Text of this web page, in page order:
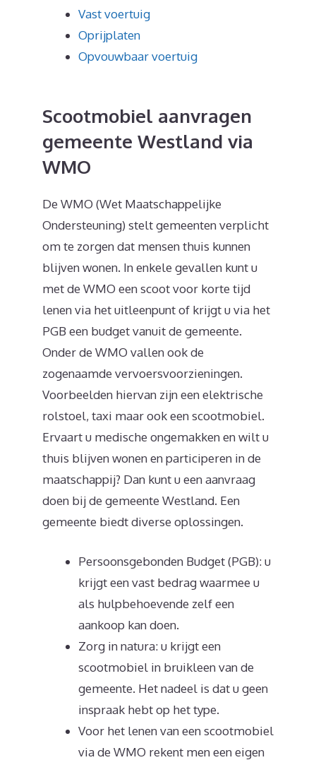
Vast voertuig
Oprijplaten
Opvouwbaar voertuig
Scootmobiel aanvragen
gemeente Westland via
WMO
De WMO (Wet Maatschappelijke
Ondersteuning) stelt gemeenten verplicht
om te zorgen dat mensen thuis kunnen
blijven wonen. In enkele gevallen kunt u
met de WMO een scoot voor korte tijd
lenen via het uitleenpunt of krijgt u via het
PGB een budget vanuit de gemeente.
Onder de WMO vallen ook de
zogenaamde vervoersvoorzieningen.
Voorbeelden hiervan zijn een elektrische
rolstoel, taxi maar ook een scootmobiel.
Ervaart u medische ongemakken en wilt u
thuis blijven wonen en participeren in de
maatschappij? Dan kunt u een aanvraag
doen bij de gemeente Westland. Een
gemeente biedt diverse oplossingen.
Persoonsgebonden Budget (PGB): u
krijgt een vast bedrag waarmee u
als hulpbehoevende zelf een
aankoop kan doen.
Zorg in natura: u krijgt een
scootmobiel in bruikleen van de
gemeente. Het nadeel is dat u geen
inspraak hebt op het type.
Voor het lenen van een scootmobiel
via de WMO rekent men een eigen